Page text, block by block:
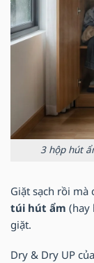
3 hộp hút
Giặt sạch rồi
túi hút ẩm (hay
giặt.
Dry & Dry UP